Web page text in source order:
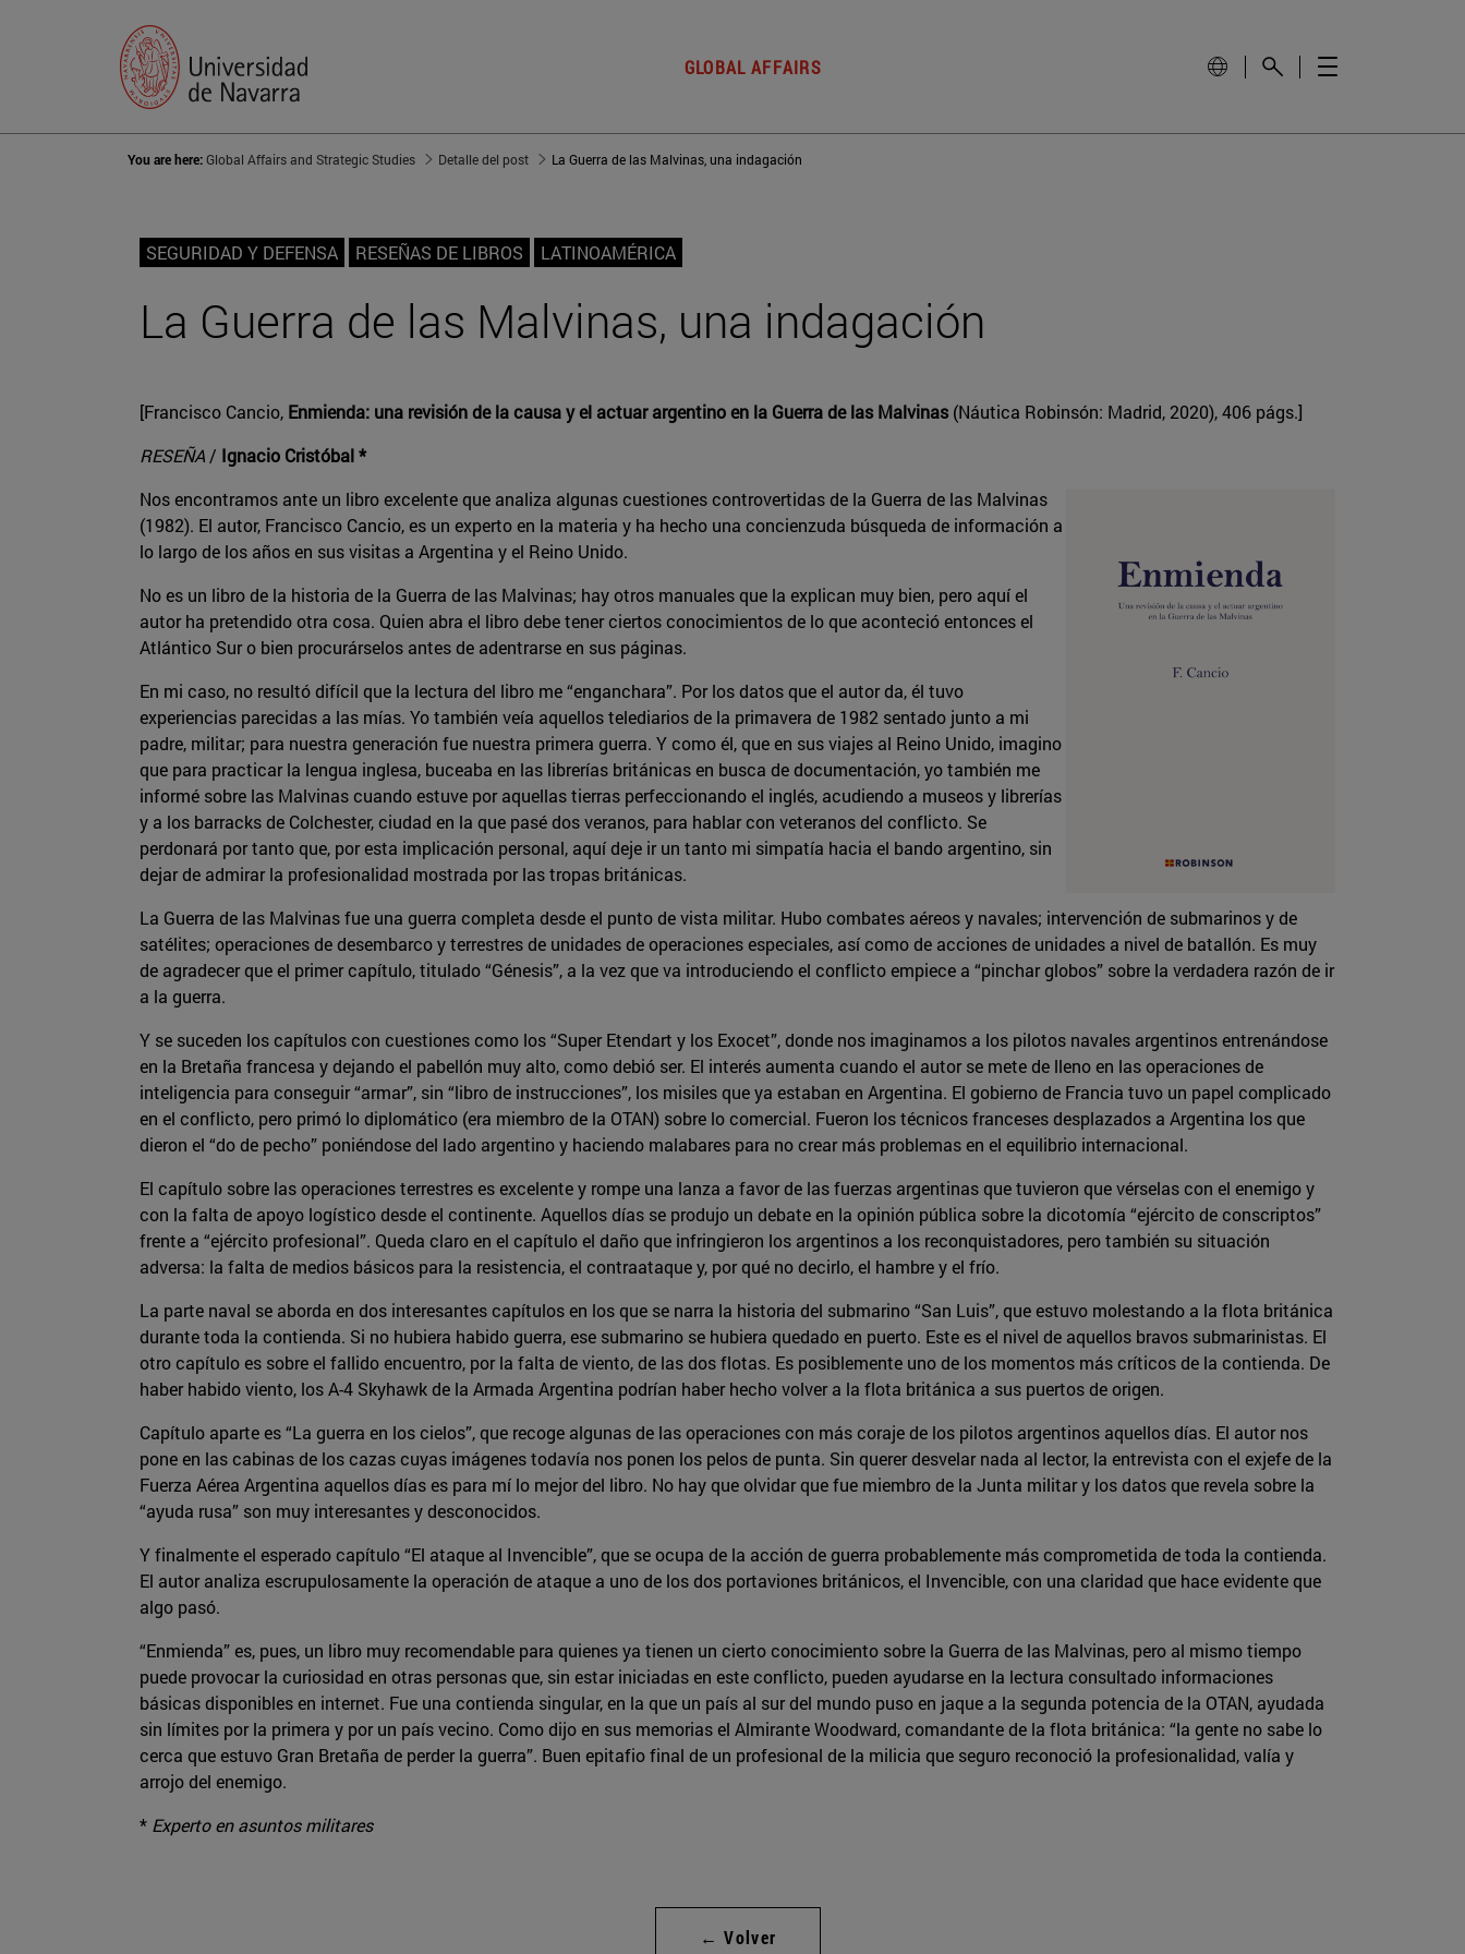
GLOBAL AFFAIRS
You are here:Global Affairs and Strategic Studies Detalle del post La Guerra de las Malvinas, una indagación
SEGURIDAD Y DEFENSA RESEÑAS DE LIBROS LATINOAMÉRICA
La Guerra de las Malvinas, una indagación
[Francisco Cancio, Enmienda: una revisión de la causa y el actuar argentino en la Guerra de las Malvinas (Náutica Robinsón: Madrid, 2020), 406 págs.]
RESEÑA / Ignacio Cristóbal *
Nos encontramos ante un libro excelente que analiza algunas cuestiones controvertidas de la Guerra de las Malvinas
(1982). El autor, Francisco Cancio, es un experto en la materia y ha hecho una concienzuda búsqueda de información a
lo largo de los años en sus visitas a Argentina y el Reino Unido.
No es un libro de la historia de la Guerra de las Malvinas; hay otros manuales que la explican muy bien, pero aquí el
autor ha pretendido otra cosa. Quien abra el libro debe tener ciertos conocimientos de lo que aconteció entonces el
Atlántico Sur o bien procurárselos antes de adentrarse en sus páginas.
En mi caso, no resultó difícil que la lectura del libro me “enganchara”. Por los datos que el autor da, él tuvo
experiencias parecidas a las mías. Yo también veía aquellos telediarios de la primavera de 1982 sentado junto a mi
padre, militar; para nuestra generación fue nuestra primera guerra. Y como él, que en sus viajes al Reino Unido, imagino
que para practicar la lengua inglesa, buceaba en las librerías británicas en busca de documentación, yo también me
informé sobre las Malvinas cuando estuve por aquellas tierras perfeccionando el inglés, acudiendo a museos y librerías
y a los barracks de Colchester, ciudad en la que pasé dos veranos, para hablar con veteranos del conflicto. Se
perdonará por tanto que, por esta implicación personal, aquí deje ir un tanto mi simpatía hacia el bando argentino, sin
dejar de admirar la profesionalidad mostrada por las tropas británicas.
La Guerra de las Malvinas fue una guerra completa desde el punto de vista militar. Hubo combates aéreos y navales; intervención de submarinos y de
satélites; operaciones de desembarco y terrestres de unidades de operaciones especiales, así como de acciones de unidades a nivel de batallón. Es muy
de agradecer que el primer capítulo, titulado “Génesis”, a la vez que va introduciendo el conflicto empiece a “pinchar globos” sobre la verdadera razón de ir
a la guerra.
Y se suceden los capítulos con cuestiones como los “Super Etendart y los Exocet”, donde nos imaginamos a los pilotos navales argentinos entrenándose
en la Bretaña francesa y dejando el pabellón muy alto, como debió ser. El interés aumenta cuando el autor se mete de lleno en las operaciones de
inteligencia para conseguir “armar”, sin “libro de instrucciones”, los misiles que ya estaban en Argentina. El gobierno de Francia tuvo un papel complicado
en el conflicto, pero primó lo diplomático (era miembro de la OTAN) sobre lo comercial. Fueron los técnicos franceses desplazados a Argentina los que
dieron el “do de pecho” poniéndose del lado argentino y haciendo malabares para no crear más problemas en el equilibrio internacional.
El capítulo sobre las operaciones terrestres es excelente y rompe una lanza a favor de las fuerzas argentinas que tuvieron que vérselas con el enemigo y
con la falta de apoyo logístico desde el continente. Aquellos días se produjo un debate en la opinión pública sobre la dicotomía “ejército de conscriptos”
frente a “ejército profesional”. Queda claro en el capítulo el daño que infringieron los argentinos a los reconquistadores, pero también su situación
adversa: la falta de medios básicos para la resistencia, el contraataque y, por qué no decirlo, el hambre y el frío.
La parte naval se aborda en dos interesantes capítulos en los que se narra la historia del submarino “San Luis”, que estuvo molestando a la flota británica
durante toda la contienda. Si no hubiera habido guerra, ese submarino se hubiera quedado en puerto. Este es el nivel de aquellos bravos submarinistas. El
otro capítulo es sobre el fallido encuentro, por la falta de viento, de las dos flotas. Es posiblemente uno de los momentos más críticos de la contienda. De
haber habido viento, los A-4 Skyhawk de la Armada Argentina podrían haber hecho volver a la flota británica a sus puertos de origen.
Capítulo aparte es “La guerra en los cielos”, que recoge algunas de las operaciones con más coraje de los pilotos argentinos aquellos días. El autor nos
pone en las cabinas de los cazas cuyas imágenes todavía nos ponen los pelos de punta. Sin querer desvelar nada al lector, la entrevista con el exjefe de la
Fuerza Aérea Argentina aquellos días es para mí lo mejor del libro. No hay que olvidar que fue miembro de la Junta militar y los datos que revela sobre la
“ayuda rusa” son muy interesantes y desconocidos.
Y finalmente el esperado capítulo “El ataque al Invencible”, que se ocupa de la acción de guerra probablemente más comprometida de toda la contienda.
El autor analiza escrupulosamente la operación de ataque a uno de los dos portaviones británicos, el Invencible, con una claridad que hace evidente que
algo pasó.
“Enmienda” es, pues, un libro muy recomendable para quienes ya tienen un cierto conocimiento sobre la Guerra de las Malvinas, pero al mismo tiempo
puede provocar la curiosidad en otras personas que, sin estar iniciadas en este conflicto, pueden ayudarse en la lectura consultado informaciones
básicas disponibles en internet. Fue una contienda singular, en la que un país al sur del mundo puso en jaque a la segunda potencia de la OTAN, ayudada
sin límites por la primera y por un país vecino. Como dijo en sus memorias el Almirante Woodward, comandante de la flota británica: “la gente no sabe lo
cerca que estuvo Gran Bretaña de perder la guerra”. Buen epitafio final de un profesional de la milicia que seguro reconoció la profesionalidad, valía y
arrojo del enemigo.
* Experto en asuntos militares
← Volver